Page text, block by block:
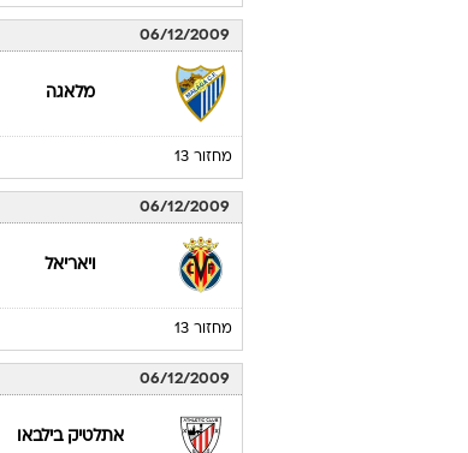
06/12/2009
מלאגה
מחזור 13
06/12/2009
ויאריאל
מחזור 13
06/12/2009
אתלטיק בילבאו